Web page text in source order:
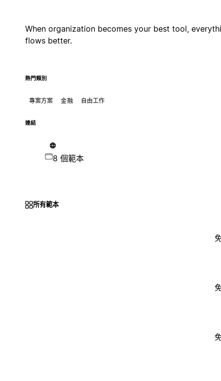
When organization becomes your best tool,
flows better.
熱門類別
專案方案 金融 自由工作
連結
8 個範本
所有範本